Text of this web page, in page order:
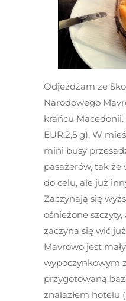
Odjeżdżam ze
Narodowego
krańcu
EUR,2,5 g). W
mini busy
pasażerów, tak
do celu, ale już
Zaczynają się
ośnieżone
zaczyna się wić
Mavrowo jest
wypoczynkowym
przygotowaną
znalazłem hotelu